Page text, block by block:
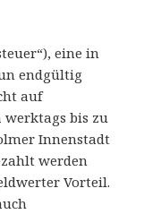
eine in
endgültig
auf
werktags bis zu
Innenstadt
werden
Vorteil.